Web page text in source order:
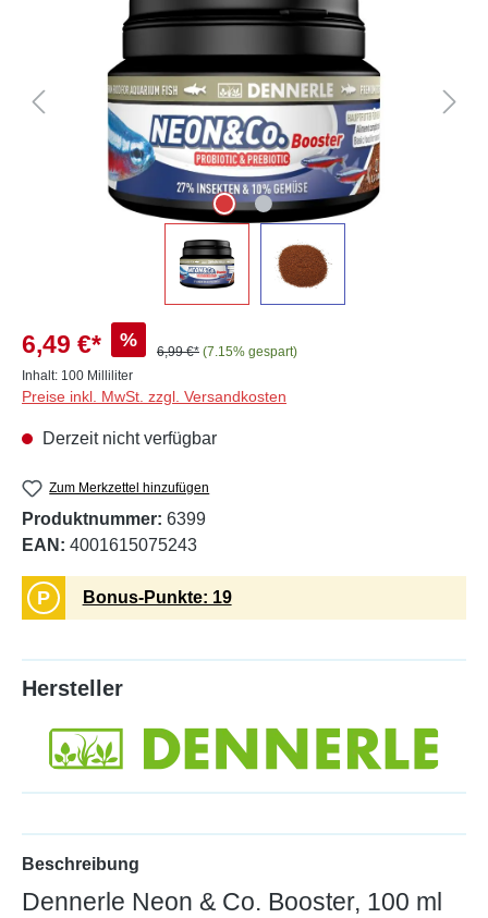
6,49 €* %
6,99 €* (7.15% gespart)
Inhalt: 100 Milliliter
Preise inkl. MwSt. zzgl. Versandkosten
Derzeit nicht verfügbar
Zum Merkzettel hinzufügen
Produktnummer: 6399
EAN: 4001615075243
P Bonus-Punkte: 19
Hersteller
Beschreibung
Dennerle Neon & Co. Booster, 100 ml